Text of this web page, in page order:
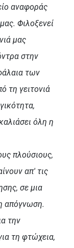
αναφοράς
Φιλοξενεί
μας
στην
των
τη γειτονιά
όλη η
πλούσιους,
απ' τις
σε μια
απόγνωση.
την
τη φτώχεια,